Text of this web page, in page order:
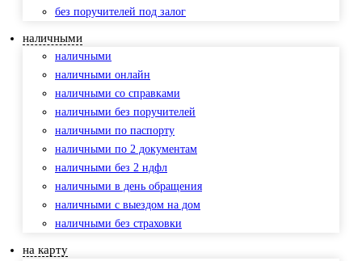
без поручителей под залог
наличными
наличными
наличными онлайн
наличными со справками
наличными без поручителей
наличными по паспорту
наличными по 2 документам
наличными без 2 ндфл
наличными в день обращения
наличными с выездом на дом
наличными без страховки
на карту